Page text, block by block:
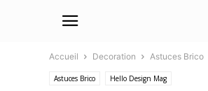
Accueil Decoration Astuces Brico
Astuces Brico Hello Design Mag